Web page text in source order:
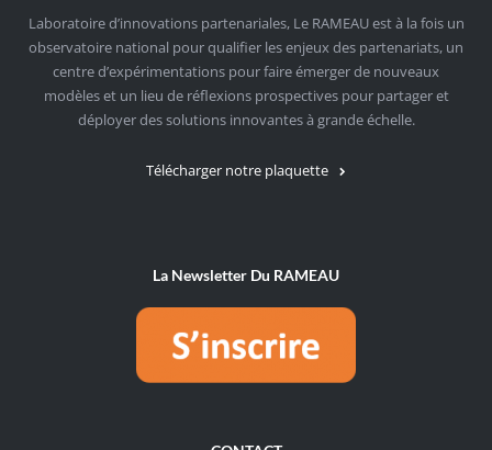
Laboratoire d’innovations partenariales, Le RAMEAU est à la fois un
observatoire national pour qualifier les enjeux des partenariats, un
centre d’expérimentations pour faire émerger de nouveaux
modèles et un lieu de réflexions prospectives pour partager et
déployer des solutions innovantes à grande échelle.
Télécharger notre plaquette
La Newsletter Du RAMEAU